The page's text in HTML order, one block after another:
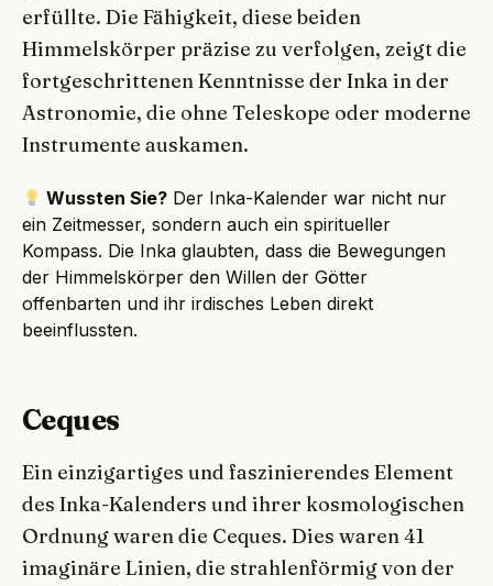
erfüllte. Die Fähigkeit, diese beiden
Himmelskörper präzise zu verfolgen, zeigt die
fortgeschrittenen Kenntnisse der Inka in der
Astronomie, die ohne Teleskope oder moderne
Instrumente auskamen.
Wussten Sie? Der Inka-Kalender war nicht nur
ein Zeitmesser, sondern auch ein spiritueller
Kompass. Die Inka glaubten, dass die Bewegungen
der Himmelskörper den Willen der Götter
offenbarten und ihr irdisches Leben direkt
beeinflussten.
Ceques
Ein einzigartiges und faszinierendes Element
des Inka-Kalenders und ihrer kosmologischen
Ordnung waren die Ceques. Dies waren 41
imaginäre Linien, die strahlenförmig von der